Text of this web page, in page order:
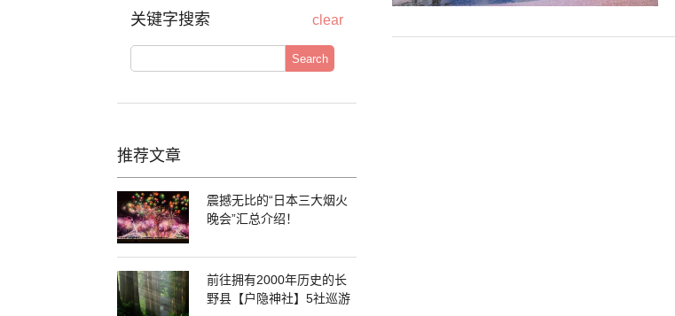
关键字搜索 clear
Search
推荐文章
震撼无比的“日本三大烟火
晚会”汇总介绍！
前往拥有2000年历史的长
野县【户隐神社】5社巡游